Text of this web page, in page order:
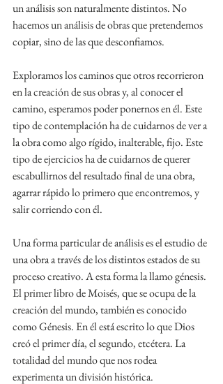
un análisis son naturalmente distintos. No
hacemos un análisis de obras que pretendemos
copiar, sino de las que desconfiamos.
Exploramos los caminos que otros recorrieron
en la creación de sus obras y, al conocer el
camino, esperamos poder ponernos en él. Este
tipo de contemplación ha de cuidarnos de ver a
la obra como algo rígido, inalterable, fijo. Este
tipo de ejercicios ha de cuidarnos de querer
escabullirnos del resultado final de una obra,
agarrar rápido lo primero que encontremos, y
salir corriendo con él.
Una forma particular de análisis es el estudio de
una obra a través de los distintos estados de su
proceso creativo. A esta forma la llamo génesis.
El primer libro de Moisés, que se ocupa de la
creación del mundo, también es conocido
como Génesis. En él está escrito lo que Dios
creó el primer día, el segundo, etcétera. La
totalidad del mundo que nos rodea
experimenta un división histórica.